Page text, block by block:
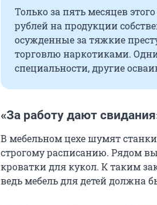
Только за пять месяцев
рублей на продукции
осужденные за тяжкие
торговлю наркотиками.
специальности, другие
«За работу дают
В мебельном цехе шумят
строгому расписанию. Рядом
кроватки для кукол. К таким
ведь мебель для детей должна